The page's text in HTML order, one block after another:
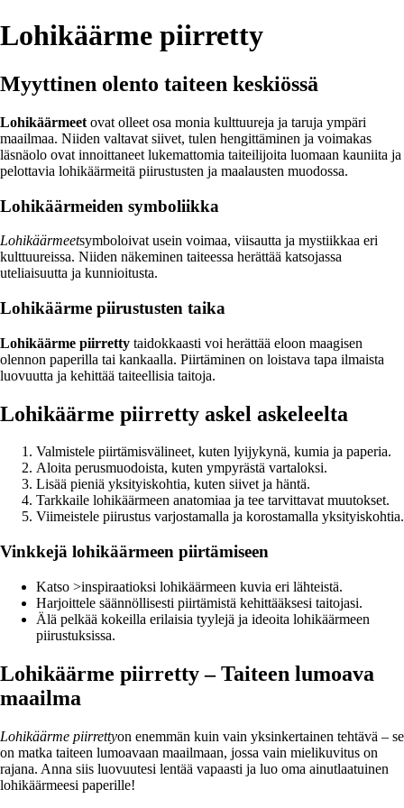
Lohikäärme piirretty
Myyttinen olento taiteen keskiössä
Lohikäärmeet ovat olleet osa monia kulttuureja ja taruja ympäri
maailmaa. Niiden valtavat siivet, tulen hengittäminen ja voimakas
läsnäolo ovat innoittaneet lukemattomia taiteilijoita luomaan kauniita ja
pelottavia lohikäärmeitä piirustusten ja maalausten muodossa.
Lohikäärmeiden symboliikka
Lohikäärmeetsymboloivat usein voimaa, viisautta ja mystiikkaa eri
kulttuureissa. Niiden näkeminen taiteessa herättää katsojassa
uteliaisuutta ja kunnioitusta.
Lohikäärme piirustusten taika
Lohikäärme piirretty taidokkaasti voi herättää eloon maagisen
olennon paperilla tai kankaalla. Piirtäminen on loistava tapa ilmaista
luovuutta ja kehittää taiteellisia taitoja.
Lohikäärme piirretty askel askeleelta
Valmistele piirtämisvälineet, kuten lyijykynä, kumia ja paperia.
Aloita perusmuodoista, kuten ympyrästä vartaloksi.
Lisää pieniä yksityiskohtia, kuten siivet ja häntä.
Tarkkaile lohikäärmeen anatomiaa ja tee tarvittavat muutokset.
Viimeistele piirustus varjostamalla ja korostamalla yksityiskohtia.
Vinkkejä lohikäärmeen piirtämiseen
Katso >inspiraatioksi lohikäärmeen kuvia eri lähteistä.
Harjoittele säännöllisesti piirtämistä kehittääksesi taitojasi.
Älä pelkää kokeilla erilaisia tyylejä ja ideoita lohikäärmeen
piirustuksissa.
Lohikäärme piirretty – Taiteen lumoava
maailma
Lohikäärme piirrettyon enemmän kuin vain yksinkertainen tehtävä – se
on matka taiteen lumoavaan maailmaan, jossa vain mielikuvitus on
rajana. Anna siis luovuutesi lentää vapaasti ja luo oma ainutlaatuinen
lohikäärmeesi paperille!